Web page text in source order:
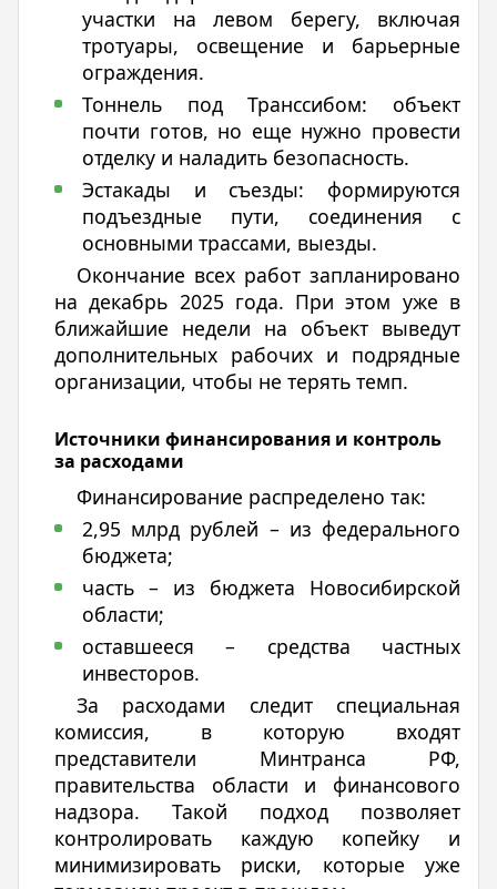
участки на левом берегу, включая
тротуары, освещение и барьерные
ограждения.
Тоннель под Транссибом: объект
почти готов, но еще нужно провести
отделку и наладить безопасность.
Эстакады и съезды: формируются
подъездные пути, соединения с
основными трассами, выезды.
Окончание всех работ запланировано
на декабрь 2025 года. При этом уже в
ближайшие недели на объект выведут
дополнительных рабочих и подрядные
организации, чтобы не терять темп.
Источники финансирования и контроль
за расходами
Финансирование распределено так:
2,95 млрд рублей – из федерального
бюджета;
часть – из бюджета Новосибирской
области;
оставшееся – средства частных
инвесторов.
За расходами следит специальная
комиссия, в которую входят
представители Минтранса РФ,
правительства области и финансового
надзора. Такой подход позволяет
контролировать каждую копейку и
минимизировать риски, которые уже